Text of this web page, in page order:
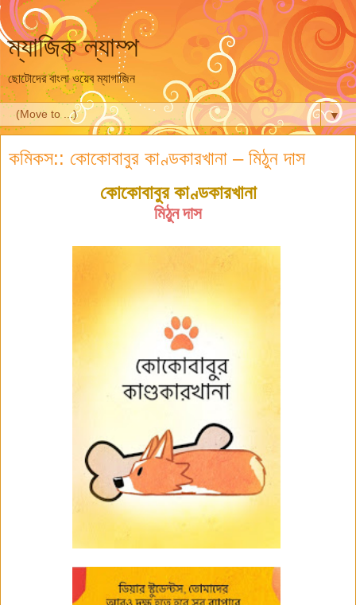
ম্যাজিক ল্যাম্প
ছোটোদের বাংলা ওয়েব ম্যাগাজিন
▼
কমিকস:: কোকোবাবুর কাণ্ডকারখানা – মিঠুন দাস
কোকোবাবুর কাণ্ডকারখানা
মিঠুন দাস